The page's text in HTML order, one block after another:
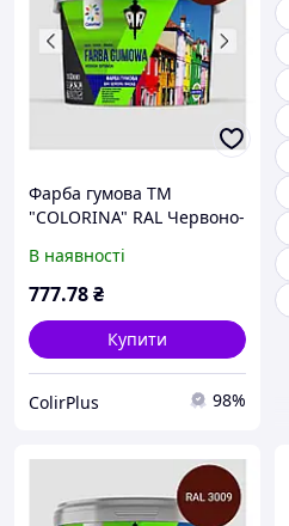
Фарба гумова ТМ
"COLORINA" RAL Червоно-
В наявності
777.78₴
Купити
ColirPlus 98%